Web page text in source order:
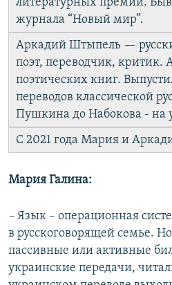
литературных премий.
журнала “Новый мир”.
Аркадий Штыпель —
поэт, переводчик, критик.
поэтических книг.
переводов классической
Пушкина до Набокова - на
С 2021 года Мария и
Мария Галина:
– Язык – операционная
в русскоговорящей семье.
пассивные или активные
украинские передачи,